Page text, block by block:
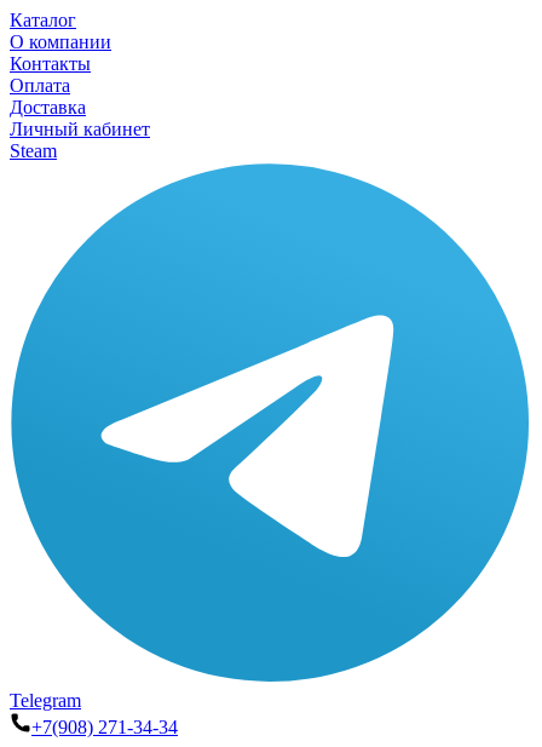
Каталог
О компании
Контакты
Оплата
Доставка
Личный кабинет
Steam
Telegram
+7(908) 271-34-34